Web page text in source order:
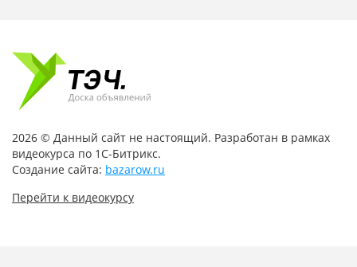
2026 © Данный сайт не настоящий. Разработан в рамках
видеокурса по 1С-Битрикс.
Создание сайта: bazarow.ru
Перейти к видеокурсу